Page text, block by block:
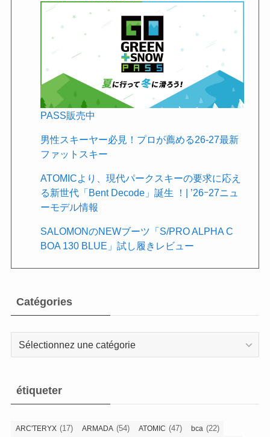
PASS販売中
男性スキーヤー必見！プロが薦める26-27最新
ファットスキー
ATOMICより、現代パークスキーの要求に応え
る新世代「Bent Decode」誕生 ！| ’26ｰ27ニュ
ーモデル情報
SALOMONのNEWブーツ「S/PRO ALPHA C
BOA 130 BLUE」試し履きレビュー
Catégories
Catégories
étiqueter
ARC'TERYX (17) ARMADA (54) ATOMIC (47) bca (22)